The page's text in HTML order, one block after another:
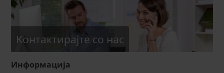
Kонтактирајте со нас
Информациja